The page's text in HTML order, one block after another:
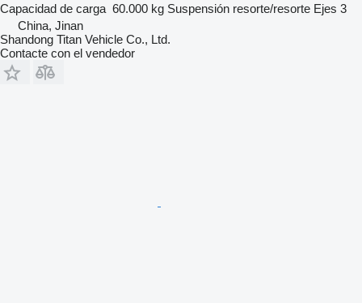
Capacidad de carga 60.000 kg Suspensión resorte/resorte Ejes 3
China, Jinan
Shandong Titan Vehicle Co., Ltd.
Contacte con el vendedor